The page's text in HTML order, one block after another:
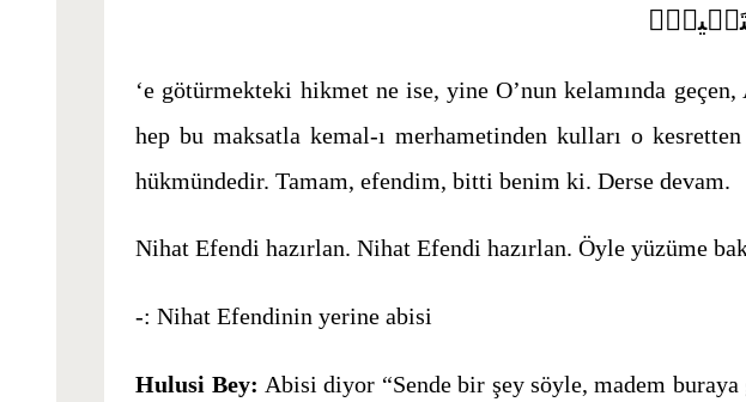
‘e götürmekteki hikmet ne ise, yine O’nun kelamında
hep bu maksatla kemal-ı merhametinden kulları o
hükmündedir. Tamam, efendim, bitti benim ki. Derse devam.
Nihat Efendi hazırlan. Nihat Efendi hazırlan. Öyle yüzüme
-: Nihat Efendinin yerine abisi
Hulusi Bey: Abisi diyor “Sende bir şey söyle, madem